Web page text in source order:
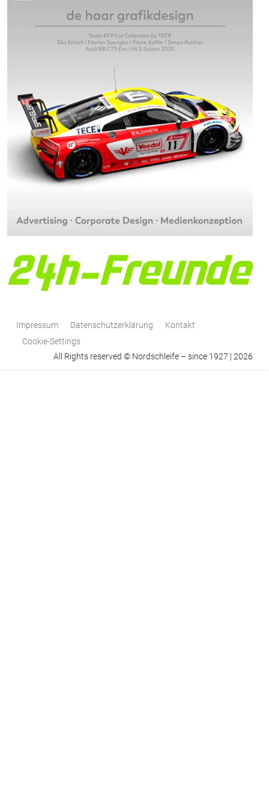
Impressum Datenschutzerklärung
Kontakt
Cookie-Settings
All Rights reserved © Nordschleife – since 1927 | 2026